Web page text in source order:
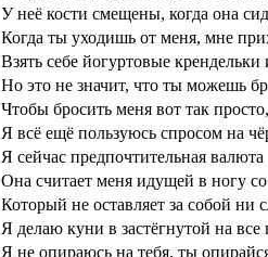
У неё кости смещены, когда она
Когда ты уходишь от меня, мне
Взять себе йогуртовые
Но это не значит, что ты можешь
Чтобы бросить меня вот так просто,
Я всё ещё пользуюсь спросом на
Я сейчас предпочтительная валюта
Она считает меня идущей в ногу
Который не оставляет за собой ни
Я делаю куни в застёгнутой на
Я не опираюсь на тебя, ты